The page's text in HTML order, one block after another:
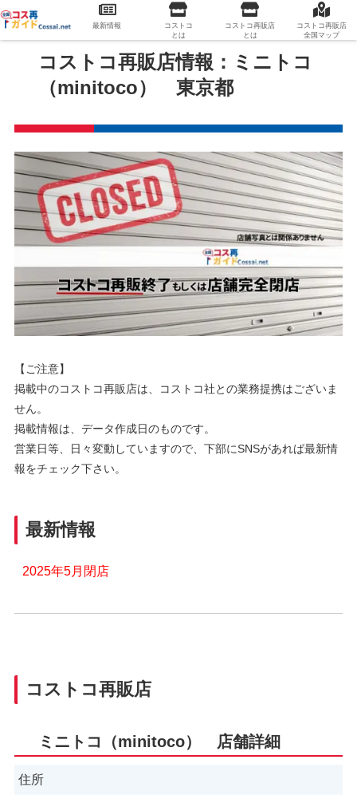
コストコ再販店情報：ミニトコ
（minitoco） 東京都
【ご注意】
掲載中のコストコ再販店は、コストコ社との業務提携はございま
せん。
掲載情報は、データ作成日のものです。
営業日等、日々変動していますので、下部にSNSがあれば最新情
報をチェック下さい。
最新情報
2025年5月閉店
コストコ再販店
ミニトコ（minitoco） 店舗詳細
住所
最新情報
コストコ
とは
コストコ再販店
とは
コストコ再販店
全国マップ